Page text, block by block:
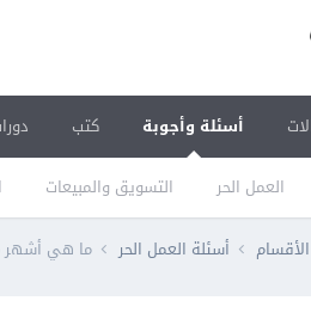
أسئلة وأجوبة
العمل الحر التسويق والمبيعات
كتب
الأقسام أسئلة العمل الحر ما هي أشهر